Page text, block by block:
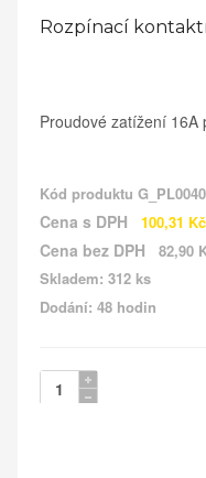
Rozpínací
Proudové zatížení 16A
Kód produktu
Cena s DPH 100,31 Kč
Cena bez DPH
82,90
Skladem: 312 ks
Dodání: 48 hodin